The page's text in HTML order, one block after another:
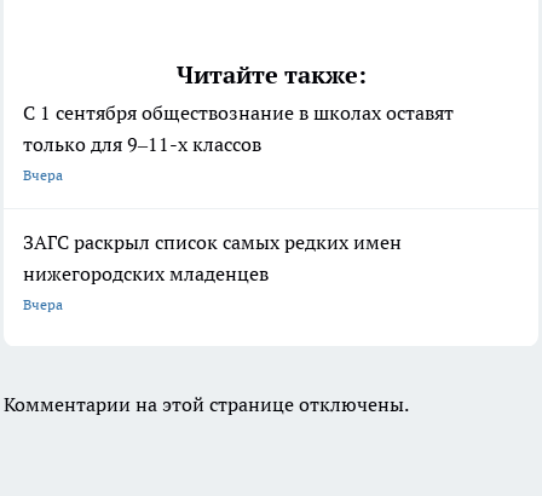
Читайте также:
С 1 сентября обществознание в школах оставят
только для 9–11-х классов
Вчера
ЗАГС раскрыл список самых редких имен
нижегородских младенцев
Вчера
Комментарии на этой странице отключены.